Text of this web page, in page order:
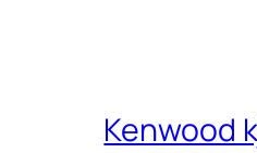
Kenwood